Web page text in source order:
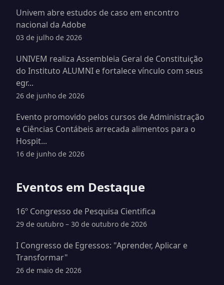
Univem abre estudos de caso em encontro
nacional da Adobe
03 de julho de 2026
UNIVEM realiza Assembleia Geral de Constituição
do Instituto ALUMNI e fortalece vínculo com seus
egr...
26 de junho de 2026
Evento promovido pelos cursos de Administração
e Ciências Contábeis arrecada alimentos para o
Hospit...
16 de junho de 2026
Eventos em Destaque
16º Congresso de Pesquisa Cientifica
29 de outubro – 30 de outubro de 2026
I Congresso de Egressos: "Aprender, Aplicar e
Transformar"
26 de maio de 2026